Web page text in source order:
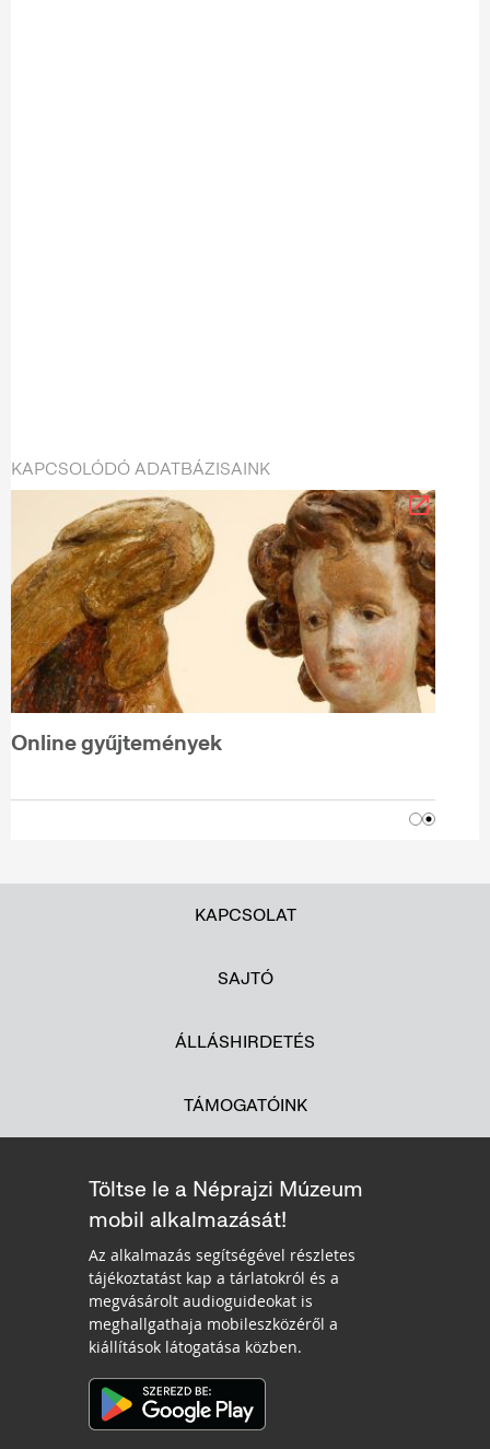
KAPCSOLÓDÓ ADATBÁZISAINK
Online gyűjtemények
KAPCSOLAT
SAJTÓ
ÁLLÁSHIRDETÉS
TÁMOGATÓINK
Töltse le a Néprajzi Múzeum
mobil alkalmazását!
Az alkalmazás segítségével részletes
tájékoztatást kap a tárlatokról és a
megvásárolt audioguideokat is
meghallgathaja mobileszközéről a
kiállítások látogatása közben.